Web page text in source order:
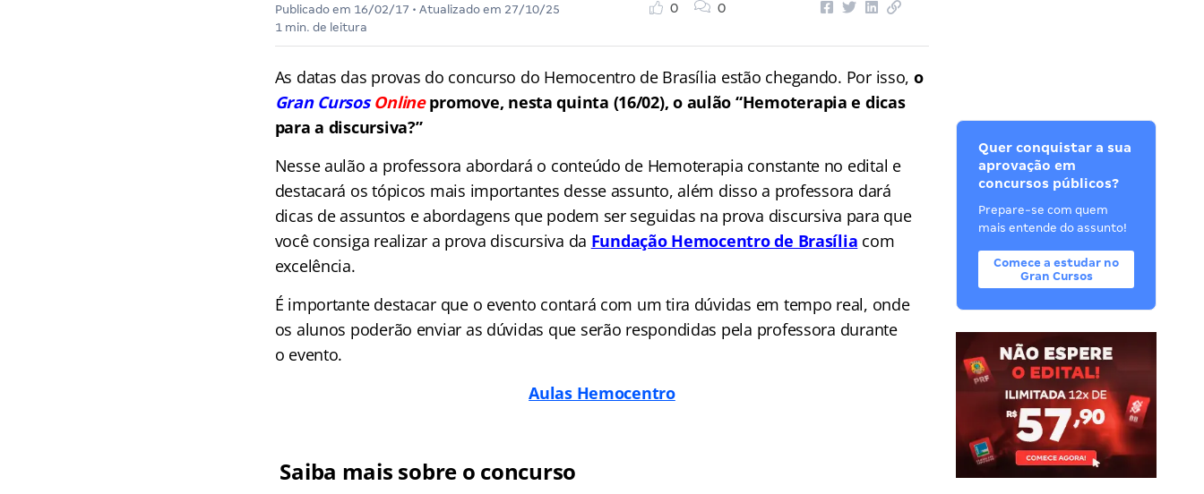
Publicado em 16/02/17 • Atualizado em 27/10/25
1 min. de leitura
0 0
As datas das provas do concurso do Hemocentro de Brasília estão chegando. Por isso, o
Gran Cursos Onlinepromove, nesta quinta (16/02), o aulão “Hemoterapia e dicas
para a discursiva?”
Nesse aulão a professora abordará o conteúdo de Hemoterapia constante no edital e
destacará os tópicos mais importantes desse assunto, além disso a professora dará
dicas de assuntos e abordagens que podem ser seguidas na prova discursiva para que
você consiga realizar a prova discursiva da Fundação Hemocentro de Brasília com
excelência.
É importante destacar que o evento contará com um tira dúvidas em tempo real, onde
os alunos poderão enviar as dúvidas que serão respondidas pela professora durante
o evento.
Aulas Hemocentro
Saiba mais sobre o concurso
Quer conquistar a sua
aprovação em
concursos públicos?
Prepare-se com quem
mais entende do assunto!
Comece a estudar no
Gran Cursos